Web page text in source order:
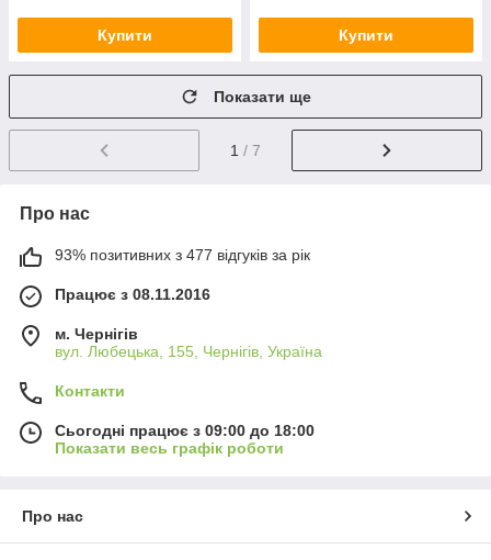
Купити Купити
Показати ще
1 / 7
Про нас
93% позитивних з 477 відгуків за рік
Працює з 08.11.2016
м. Чернігів
вул. Любецька, 155, Чернігів, Україна
Контакти
Сьогодні працює з 09:00 до 18:00
Показати весь графік роботи
Про нас